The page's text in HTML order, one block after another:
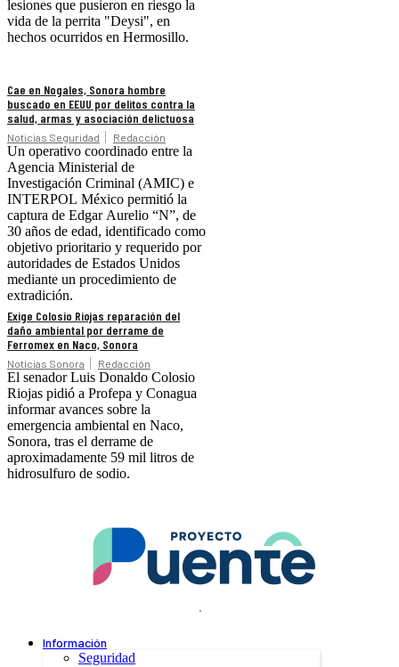
lesiones que pusieron en riesgo la
vida de la perrita "Deysi", en
hechos ocurridos en Hermosillo.
Cae en Nogales, Sonora hombre
buscado en EEUU por delitos contra la
salud, armas y asociación delictuosa
Noticias Seguridad Redacción
Un operativo coordinado entre la
Agencia Ministerial de
Investigación Criminal (AMIC) e
INTERPOL México permitió la
captura de Edgar Aurelio “N”, de
30 años de edad, identificado como
objetivo prioritario y requerido por
autoridades de Estados Unidos
mediante un procedimiento de
extradición.
Exige Colosio Riojas reparación del
daño ambiental por derrame de
Ferromex en Naco, Sonora
Noticias Sonora Redacción
El senador Luis Donaldo Colosio
Riojas pidió a Profepa y Conagua
informar avances sobre la
emergencia ambiental en Naco,
Sonora, tras el derrame de
aproximadamente 59 mil litros de
hidrosulfuro de sodio.
.
Información
Seguridad